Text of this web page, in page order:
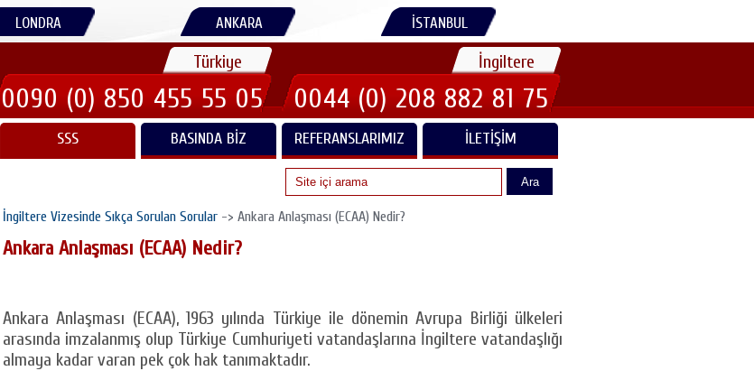
LONDRA ANKARA İSTANBUL
Türkiye
0090 (0) 850 455 55 05
İngiltere
0044 (0) 208 882 81 75
SSS BASINDA BIZ REFERANSLARIMIZ İLETIŞIM
Ara
İngiltere Vizesinde Sıkça Sorulan Sorular -> Ankara Anlaşması (ECAA) Nedir?
Ankara Anlaşması (ECAA) Nedir?
Ankara Anlaşması (ECAA), 1963 yılında Türkiye ile dönemin Avrupa Birliği ülkeleri
arasında imzalanmış olup Türkiye Cumhuriyeti vatandaşlarına İngiltere vatandaşlığı
almaya kadar varan pek çok hak tanımaktadır.